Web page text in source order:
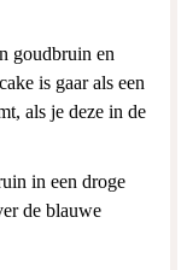
goudbruin en
is gaar als een
als je deze in de
in een droge
de blauwe